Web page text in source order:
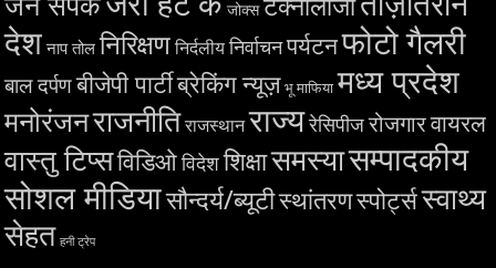
जोक्स टेक्नोलॉजी
देश नाप तोल निरिक्षण निर्दलीय निर्वाचनपर्यटनफोटो गैलरी
बाल दर्पणबीजेपी पार्टीब्रेकिंग न्यूज़ भू माफिया मध्य प्रदेश
मनोरंजनराजनीति राजस्थान राज्यरेसिपीज रोजगारवायरल
वास्तु टिप्सविडिओ विदेश शिक्षासमस्यासम्पादकीय
सोशल मीडियासौन्दर्य/ब्यूटीस्थांतरणस्पोर्ट्सस्वाथ्य
सेहत हनी ट्रेप